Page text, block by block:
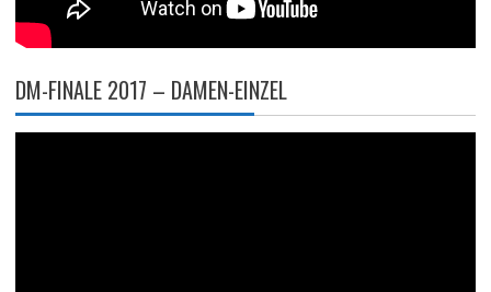
DM-FINALE 2017 – DAMEN-EINZEL